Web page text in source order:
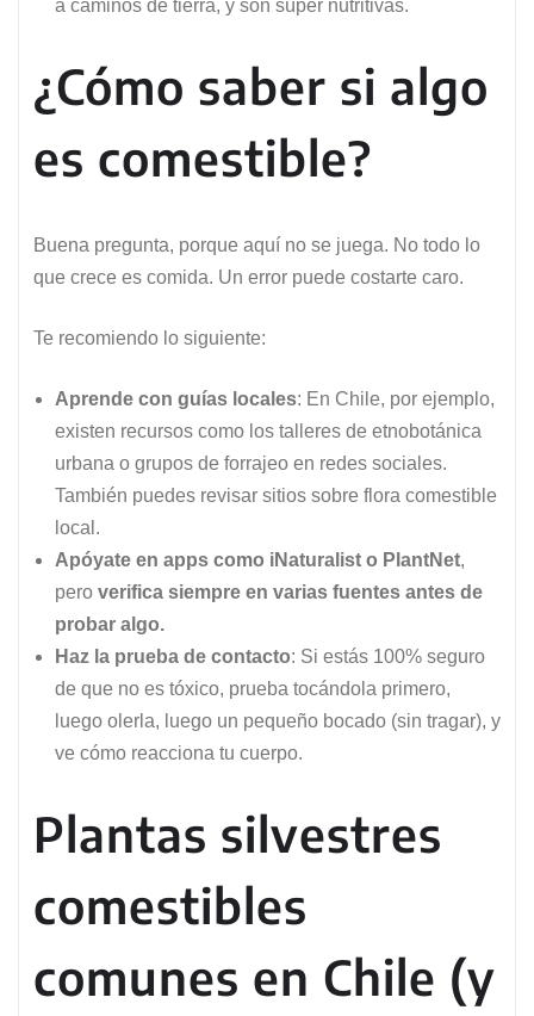
a caminos de tierra, y son súper nutritivas.
¿Cómo saber si algo
es comestible?
Buena pregunta, porque aquí no se juega. No todo lo
que crece es comida. Un error puede costarte caro.
Te recomiendo lo siguiente:
Aprende con guías locales: En Chile, por ejemplo,
existen recursos como los talleres de etnobotánica
urbana o grupos de forrajeo en redes sociales.
También puedes revisar sitios sobre flora comestible
local.
Apóyate en apps como iNaturalist o PlantNet,
pero verifica siempre en varias fuentes antes de
probar algo.
Haz la prueba de contacto: Si estás 100% seguro
de que no es tóxico, prueba tocándola primero,
luego olerla, luego un pequeño bocado (sin tragar), y
ve cómo reacciona tu cuerpo.
Plantas silvestres
comestibles
comunes en Chile (y